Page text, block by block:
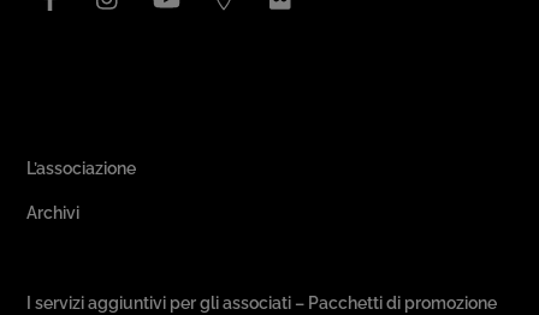
L’associazione
Archivi
I servizi aggiuntivi per gli associati – Pacchetti di promozione